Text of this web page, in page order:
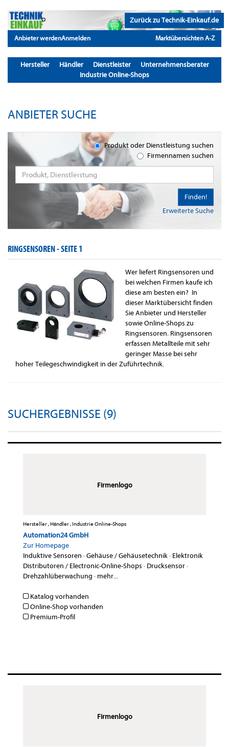
Zurück zu Technik-Einkauf.de
Anbieter werdenAnmelden Marktübersichten A-Z
Hersteller Händler Dienstleister
Unternehmensberater
Industrie Online-Shops
ANBIETER SUCHE
Produkt oder Dienstleistung suchen
Firmennamen suchen
Erweiterte Suche
Finden!
RINGSENSOREN -SEITE 1
Wer liefert Ringsensoren und
bei welchen Firmen kaufe ich
diese am besten ein? In
dieser Marktübersicht finden
Sie Anbieter und Hersteller
sowie Online-Shops zu
Ringsensoren. Ringsensoren
erfassen Metallteile mit sehr
geringer Masse bei sehr
hoher Teilegeschwindigkeit in der Zuführtechnik.
SUCHERGEBNISSE (9)
Firmenlogo
Hersteller , Händler , Industrie Online-Shops
Automation24 GmbH
Zur Homepage
Induktive Sensoren ·Gehäuse / Gehäusetechnik· Elektronik
Distributoren / Electronic-Online-Shops · Drucksensor·
Drehzahlüberwachung · mehr...
Katalog vorhanden
Online-Shop vorhanden
Premium-Profil
Firmenlogo